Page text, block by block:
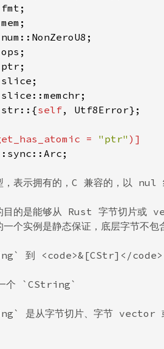
self, Utf8Error};
= "ptr"
表示拥有的，C 兼容的，以 nul
的是能够从 Rust 字节切片或
个实例是静态保证，底层字节
到 <code>&[CStr]</code>
个 `CString`
是从字节切片、字节 vector